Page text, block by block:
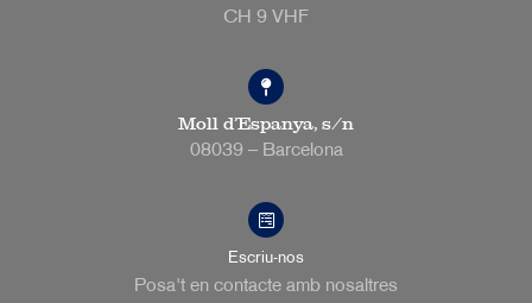
CH 9 VHF
Moll d’Espanya, s/n
08039 – Barcelona
Escriu-nos
Posa't en contacte amb nosaltres